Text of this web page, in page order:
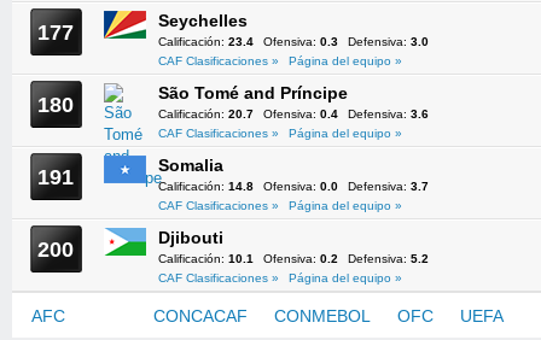
177 Seychelles
Calificación: 23.4 Ofensiva: 0.3 Defensiva: 3.0
CAF Clasificaciones »
Página del equipo »
180 São Tomé and Príncipe
Calificación: 20.7 Ofensiva: 0.4 Defensiva: 3.6
CAF Clasificaciones »
Página del equipo »
191 Somalia
Calificación: 14.8 Ofensiva: 0.0 Defensiva: 3.7
CAF Clasificaciones »
Página del equipo »
200 Djibouti
Calificación: 10.1 Ofensiva: 0.2 Defensiva: 5.2
CAF Clasificaciones »
Página del equipo »
AFC CONCACAF CONMEBOL OFC UEFA